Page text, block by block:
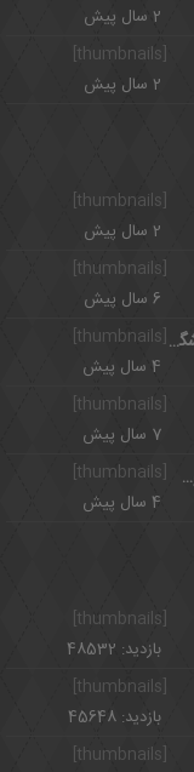
2 سال پیش
2 سال پیش
[thumbnails]
2 سال پیش
6 سال پیش
[thumbnails] 9 خاصیت مهم گل محدی در طب سنتی و خواص شگفت انگیز آن برای زنان
4 سال پیش
7 سال پیش
طرز تهیه خوراک ماهیچه خوشمزه و رستورانی به روش حرفه ای
4 سال پیش
بازدید: 48532
[thumbnails]
بازدید: 45648